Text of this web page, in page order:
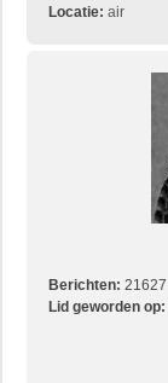
Locatie: air
Berichten: 21627
Lid geworden op: